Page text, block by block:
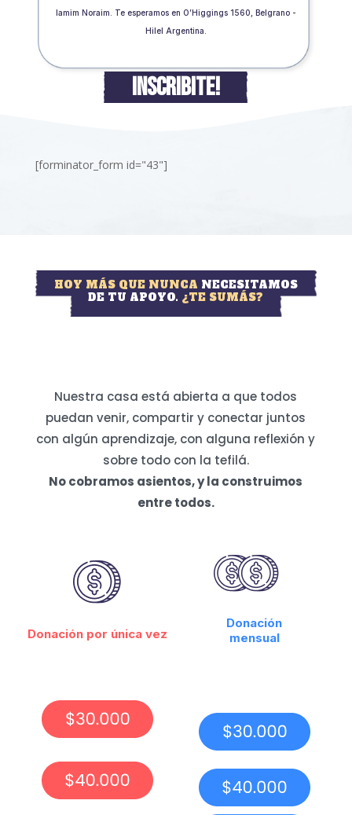
Iamim Noraim. Te esperamos en O’Higgings 1560, Belgrano -
Hilel Argentina.
INSCRIBITE!
[forminator_form id="43"]
HOY MÁS QUE NUNCA NECESITAMOS
DE TU APOYO. ¿TE SUMÁS?
Nuestra casa está abierta a que todos
puedan venir, compartir y conectar juntos
con algún aprendizaje, con alguna reflexión y
sobre todo con la tefilá.
No cobramos asientos, y la construimos
entre todos.
Donación por única vez
Donación
mensual